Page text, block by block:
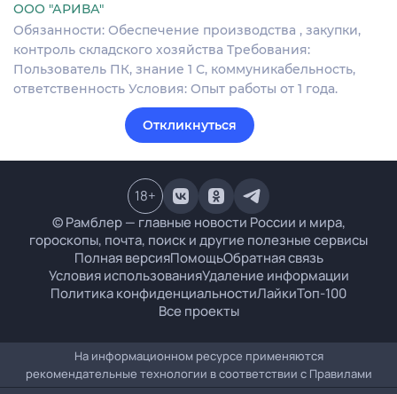
ООО "АРИВА"
Обязанности: Обеспечение производства , закупки,
контроль складского хозяйства Требования:
Пользователь ПК, знание 1 С, коммуникабельность,
ответственность Условия: Опыт работы от 1 года.
Откликнуться
© Рамблер — главные новости России и мира,
гороскопы, почта, поиск и другие полезные сервисы
Полная версияПомощьОбратная связь
Условия использованияУдаление информации
Политика конфиденциальностиЛайкиТоп-100
Все проекты
18+
На информационном ресурсе применяются
рекомендательные технологии в соответствии с Правилами